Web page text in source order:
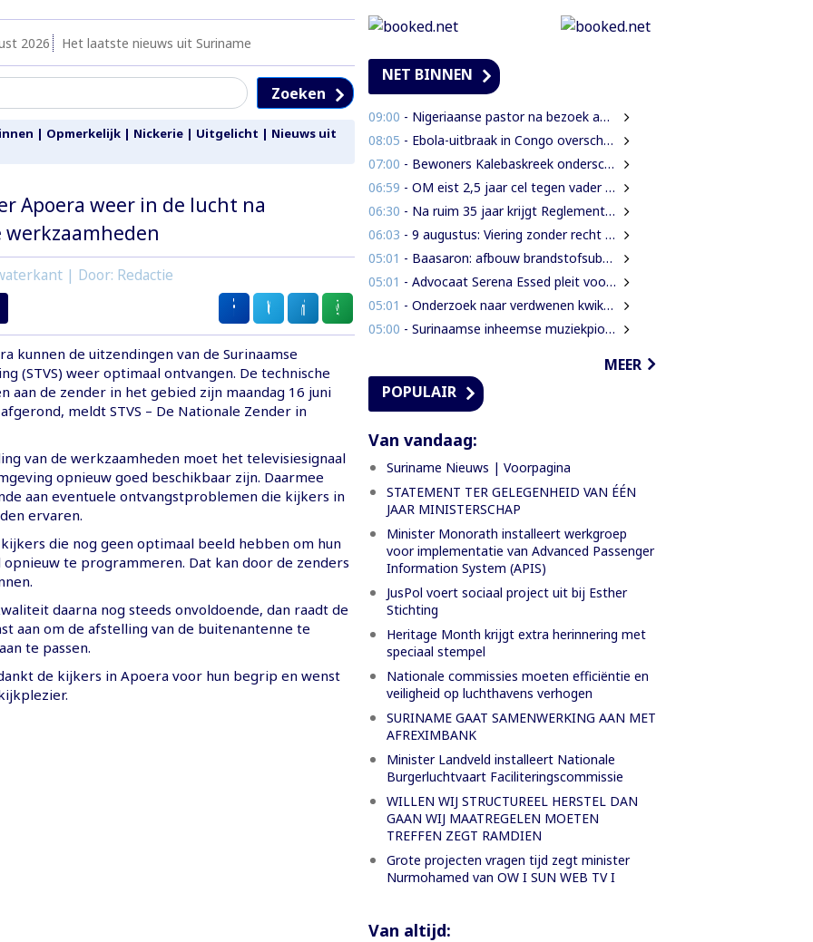
2026 Het laatste nieuws uit Suriname
Zoeken
| Opmerkelijk| Nickerie| Uitgelicht | Nieuws uit
Apoera weer in de lucht na
| Door: Redactie
kunnen de uitzendingen van de Surinaamse
(STVS) weer optimaal ontvangen. De technische
aan de zender in het gebied zijn maandag 16 juni
meldt STVS – De Nationale Zender in
van de werkzaamheden moet het televisiesignaal
opnieuw goed beschikbaar zijn. Daarmee
aan eventuele ontvangstproblemen die kijkers in
ervaren.
kijkers die nog geen optimaal beeld hebben om hun
te programmeren. Dat kan door de zenders
daarna nog steeds onvoldoende, dan raadt de
aan om de afstelling van de buitenantenne te
te passen.
de kijkers in Apoera voor hun begrip en wenst
NET BINNEN
09:00 - Nigeriaanse pastor na bezoek aan president Simons: ‘Toename van rijkdom in Suriname’
08:05 - Ebola-uitbraak in Congo overschrijdt 4.000 gevallen
07:00 - Bewoners Kalebaskreek onderscheppen buitenlanders met illegaal geweer en communicatieapparatuur
06:59 - OM eist 2,5 jaar cel tegen vader voor mishandeling en verwaarlozing van gezin
06:30 - Na ruim 35 jaar krijgt Reglement van Orde DNA grondige herziening
06:03 - 9 augustus: Viering zonder recht is een lege ceremonie
05:01 - Baasaron: afbouw brandstofsubsidie op termijn onvermijdelijk
05:01 - Advocaat Serena Essed pleit voor derde beroepsinstantie onder gezag van CCJ
05:01 - Onderzoek naar verdwenen kwik nog altijd zonder resultaat
05:00 - Surinaamse inheemse muziekpionier Kariñha Basi krijgt oeuvreprijs in Rotterdam
MEER
POPULAIR
Van vandaag:
Suriname Nieuws | Voorpagina
STATEMENT TER GELEGENHEID VAN ÉÉN
JAAR MINISTERSCHAP
Minister Monorath installeert werkgroep
voor implementatie van Advanced Passenger
Information System (APIS)
JusPol voert sociaal project uit bij Esther
Stichting
Heritage Month krijgt extra herinnering met
speciaal stempel
Nationale commissies moeten efficiëntie en
veiligheid op luchthavens verhogen
SURINAME GAAT SAMENWERKING AAN MET
AFREXIMBANK
Minister Landveld installeert Nationale
Burgerluchtvaart Faciliteringscommissie
WILLEN WIJ STRUCTUREEL HERSTEL DAN
GAAN WIJ MAATREGELEN MOETEN
TREFFEN ZEGT RAMDIEN
Grote projecten vragen tijd zegt minister
Nurmohamed van OW I SUN WEB TV I
Van altijd: